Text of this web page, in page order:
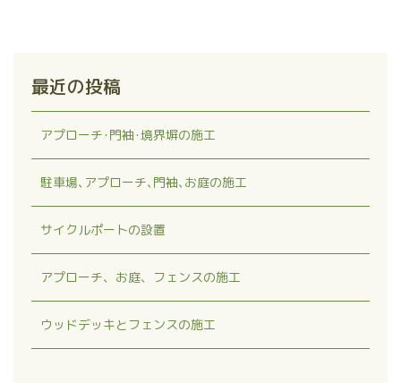
最近の投稿
アプローチ･門袖･境界塀の施工
駐車場､アプローチ､門袖､お庭の施工
サイクルポートの設置
アプローチ、お庭、フェンスの施工
ウッドデッキとフェンスの施工